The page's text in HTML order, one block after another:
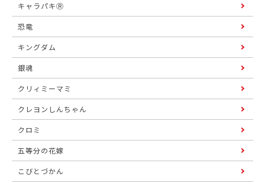
キャラパキⓇ
恐竜
キングダム
銀魂
クリィミーマミ
クレヨンしんちゃん
クロミ
五等分の花嫁
こびとづかん